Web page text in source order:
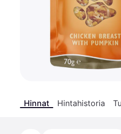
Hinnat Hintahistoria